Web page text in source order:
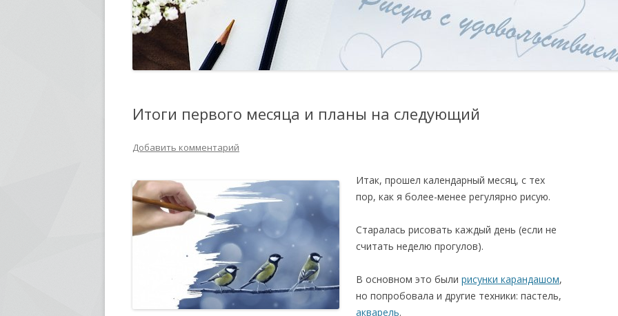
Итоги первого месяца и планы на следующий
Добавить комментарий
Итак, прошел календарный месяц, с тех
пор, как я более-менее регулярно рисую.
Старалась рисовать каждый день (если не
считать неделю прогулов).
В основном это были рисунки карандашом,
но попробовала и другие техники: пастель,
акварель.